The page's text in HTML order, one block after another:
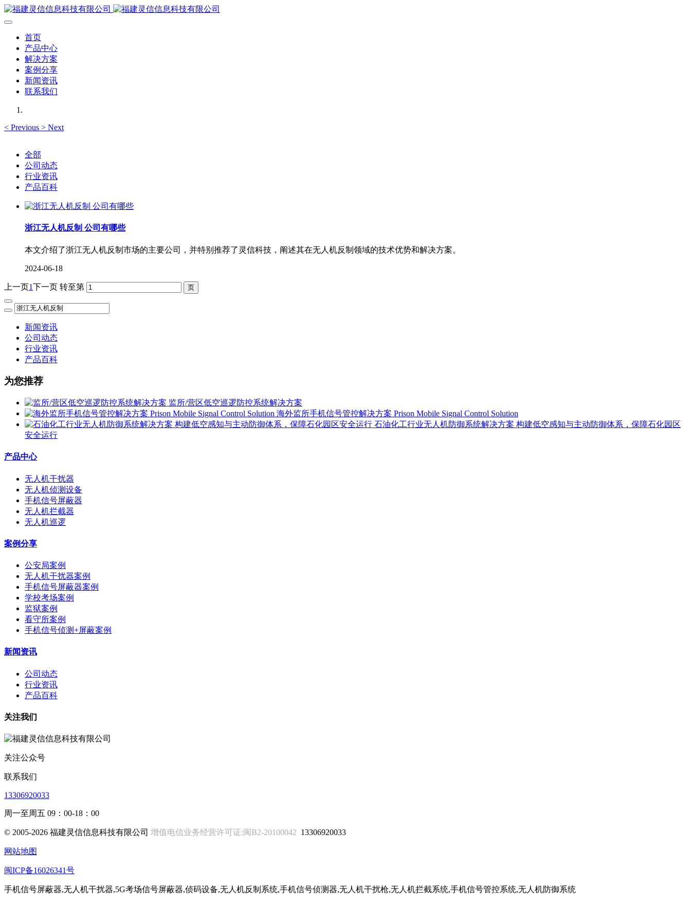
首页
产品中心
解决方案
案例分享
新闻资讯
联系我们
< Previous > Next
全部
公司动态
行业资讯
产品百科
浙江无人机反制 公司有哪些
本文介绍了浙江无人机反制市场的主要公司，并特别推荐了灵信科技，阐述其在无人机反制领域的技术优势和解决方案。
2024-06-18
上一页1下一页 转至第
新闻资讯
公司动态
行业资讯
产品百科
为您推荐
监所/营区低空巡逻防控系统解决方案
海外监所手机信号管控解决方案 Prison Mobile Signal Control Solution
石油化工行业无人机防御系统解决方案 构建低空感知与主动防御体系，保障石化园区
安全运行
产品中心
无人机干扰器
无人机侦测设备
手机信号屏蔽器
无人机拦截器
无人机巡逻
案例分享
公安局案例
无人机干扰器案例
手机信号屏蔽器案例
学校考场案例
监狱案例
看守所案例
手机信号侦测+屏蔽案例
新闻资讯
公司动态
行业资讯
产品百科
关注我们
关注公众号
联系我们
13306920033
周一至周五 09：00-18：00
© 2005-2026 福建灵信信息科技有限公司 增值电信业务经营许可证:闽B2-20100042 13306920033
网站地图
闽ICP备16026341号
手机信号屏蔽器,无人机干扰器,5G考场信号屏蔽器,侦码设备,无人机反制系统,手机信号侦测器,无人机干扰枪,无人机拦截系统,手机信号管控系统,无人机防御系统